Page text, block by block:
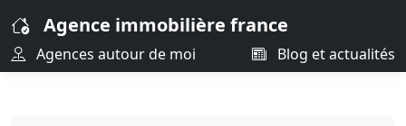
Agence immobilière france
Agences autour de moi Blog et actualités